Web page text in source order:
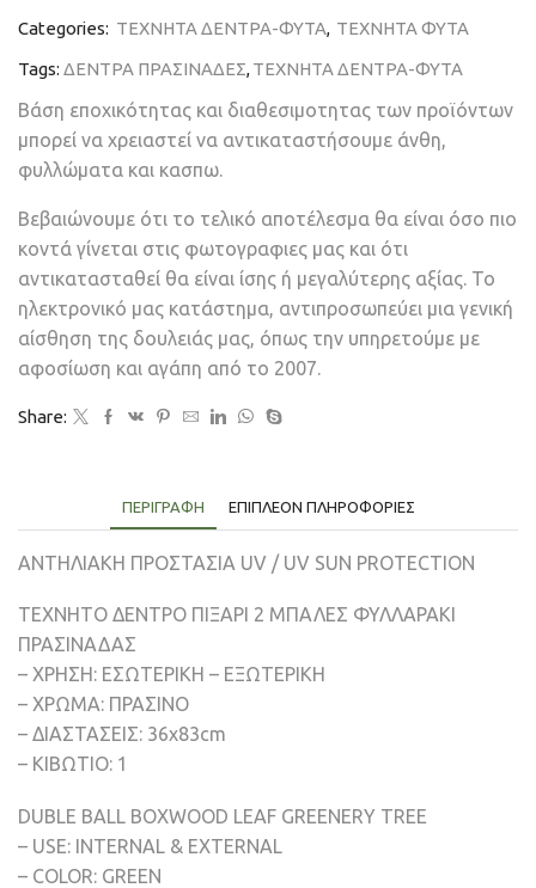
Categories: ΤΕΧΝΗΤΑ ΔΕΝΤΡΑ-ΦΥΤΑ, ΤΕΧΝΗΤΑ ΦΥΤΑ
Tags: ΔΕΝΤΡΑ ΠΡΑΣΙΝΑΔΕΣ,ΤΕΧΝΗΤΑ ΔΕΝΤΡΑ-ΦΥΤΑ
Βάση εποχικότητας και διαθεσιμοτητας των προϊόντων
μπορεί να χρειαστεί να αντικαταστήσουμε άνθη,
φυλλώματα και κασπω.
Βεβαιώνουμε ότι το τελικό αποτέλεσμα θα είναι όσο πιο
κοντά γίνεται στις φωτογραφιες μας και ότι
αντικατασταθεί θα είναι ίσης ή μεγαλύτερης αξίας. Το
ηλεκτρονικό μας κατάστημα, αντιπροσωπεύει μια γενική
αίσθηση της δουλειάς μας, όπως την υπηρετούμε με
αφοσίωση και αγάπη από το 2007.
Share:
ΠΕΡΙΓΡΑΦΉ ΕΠΙΠΛΈΟΝ ΠΛΗΡΟΦΟΡΊΕΣ
ΑΝΤΗΛΙΑΚΗ ΠΡΟΣΤΑΣΙΑ UV / UV SUN PROTECTION
ΤΕΧΝΗΤΟ ΔΕΝΤΡΟ ΠΙΞΑΡΙ 2 ΜΠΑΛΕΣ ΦΥΛΛΑΡΑΚΙ
ΠΡΑΣΙΝΑΔΑΣ
– ΧΡΗΣΗ: ΕΣΩΤΕΡΙΚΗ – ΕΞΩΤΕΡΙΚΗ
– ΧΡΩΜΑ: ΠΡΑΣΙΝΟ
– ΔΙΑΣΤΑΣΕΙΣ: 36x83cm
– ΚΙΒΩΤΙΟ: 1
DUBLE BALL BOXWOOD LEAF GREENERY TREE
– USE: INTERNAL & EXTERNAL
– COLOR: GREEN